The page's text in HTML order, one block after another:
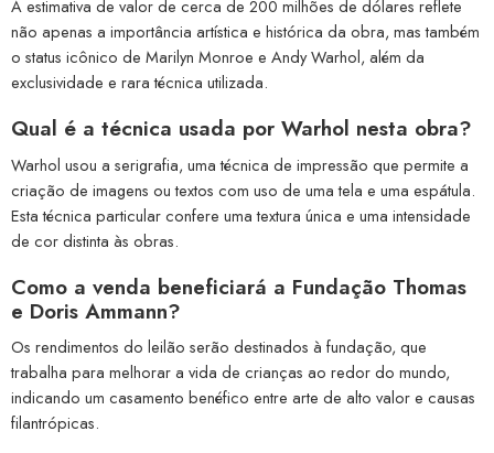
A estimativa de valor de cerca de 200 milhões de dólares reflete
não apenas a importância artística e histórica da obra, mas também
o status icônico de Marilyn Monroe e Andy Warhol, além da
exclusividade e rara técnica utilizada.
Qual é a técnica usada por Warhol nesta obra?
Warhol usou a serigrafia, uma técnica de impressão que permite a
criação de imagens ou textos com uso de uma tela e uma espátula.
Esta técnica particular confere uma textura única e uma intensidade
de cor distinta às obras.
Como a venda beneficiará a Fundação Thomas
e Doris Ammann?
Os rendimentos do leilão serão destinados à fundação, que
trabalha para melhorar a vida de crianças ao redor do mundo,
indicando um casamento benéfico entre arte de alto valor e causas
filantrópicas.